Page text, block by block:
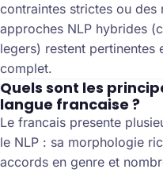
contraintes strictes ou des
approches NLP hybrides
legers) restent pertinentes
complet.
Quels sont les
langue francaise ?
Le francais presente
le NLP : sa morphologie
accords en genre et